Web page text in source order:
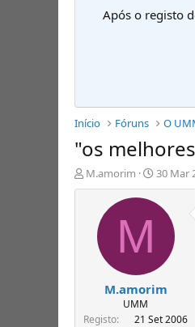
Após o registo
Início Fóruns O
"os
I
n
e
M.amorim
D
a
t
n
í
i
30 Mar
M
M.amorim
UMM
Registo
21 Set 2006